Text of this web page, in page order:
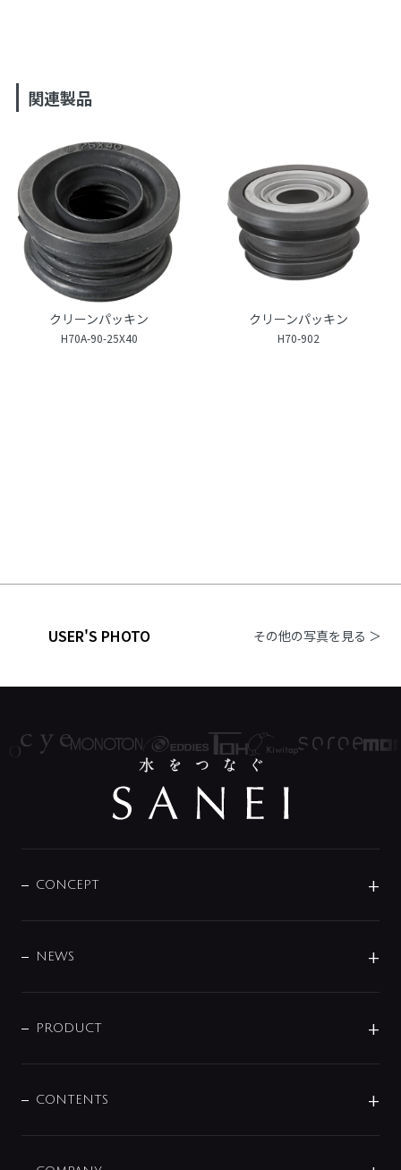
関連製品
クリーンパッキン
H70A-90-25X40
クリーンパッキン
H70-902
USER'S PHOTO その他の写真を見る ＞
CONCEPT
DESIGN
NEWS
商品に関して
その他
PRODUCT
センサー・タッチ水栓
CONTENTS